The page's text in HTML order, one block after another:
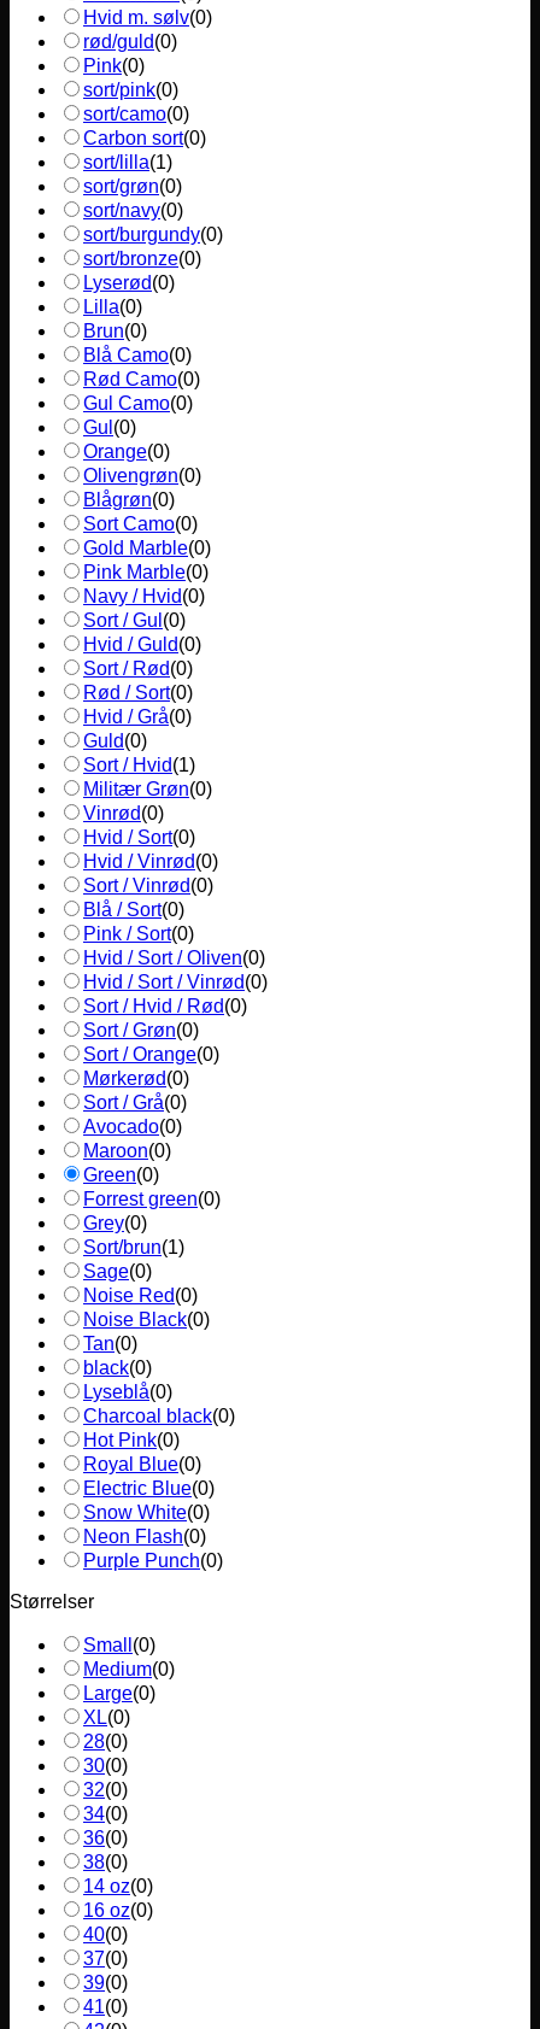
Hvid m. sølv(0)
rød/guld(0)
Pink(0)
sort/pink(0)
sort/camo(0)
Carbon sort(0)
sort/lilla(1)
sort/grøn(0)
sort/navy(0)
sort/burgundy(0)
sort/bronze(0)
Lyserød(0)
Lilla(0)
Brun(0)
Blå Camo(0)
Rød Camo(0)
Gul Camo(0)
Gul (0)
Orange(0)
Olivengrøn(0)
Blågrøn(0)
Sort Camo(0)
Gold Marble(0)
Pink Marble(0)
Navy / Hvid(0)
Sort / Gul (0)
Hvid / Guld(0)
Sort / Rød(0)
Rød / Sort(0)
Hvid / Grå(0)
Guld(0)
Sort / Hvid(1)
Militær Grøn(0)
Vinrød(0)
Hvid / Sort(0)
Hvid / Vinrød(0)
Sort / Vinrød(0)
Blå / Sort(0)
Pink / Sort(0)
Hvid / Sort / Oliven(0)
Hvid / Sort / Vinrød(0)
Sort / Hvid / Rød(0)
Sort / Grøn(0)
Sort / Orange(0)
Mørkerød(0)
Sort / Grå(0)
Avocado(0)
Maroon(0)
Green(0)
Forrest green(0)
Grey(0)
Sort/brun(1)
Sage(0)
Noise Red(0)
Noise Black(0)
Tan(0)
black(0)
Lyseblå(0)
Charcoal black(0)
Hot Pink(0)
Royal Blue(0)
Electric Blue(0)
Snow White(0)
Neon Flash(0)
Purple Punch(0)
Størrelser
Small (0)
Medium(0)
Large(0)
XL(0)
28(0)
30(0)
32(0)
34(0)
36(0)
38(0)
14 oz(0)
16 oz(0)
40(0)
37(0)
39(0)
41(0)